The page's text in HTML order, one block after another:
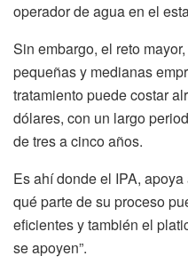
operador de agua en el
Sin embargo, el reto
pequeñas y medianas
tratamiento puede costar
dólares, con un largo
de tres a cinco años.
Es ahí donde el IPA,
qué parte de su proceso
eficientes y también el
se apoyen”.